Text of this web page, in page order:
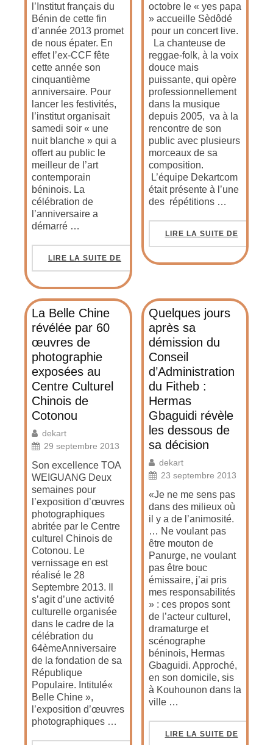
l’Institut français du
Bénin de cette fin
d’année 2013 promet
de nous épater. En
effet l’ex-CCF fête
cette année son
cinquantième
anniversaire. Pour
lancer les festivités,
l’institut organisait
samedi soir « une
nuit blanche » qui a
offert au public le
meilleur de l’art
contemporain
béninois. La
célébration de
l’anniversaire a
démarré …
LIRE LA SUITE DE
octobre le « yes papa
» accueille Sèdôdé
pour un concert live.
La chanteuse de
reggae-folk, à la voix
douce mais
puissante, qui opère
professionnellement
dans la musique
depuis 2005, va à la
rencontre de son
public avec plusieurs
morceaux de sa
composition.
L’équipe Dekartcom
était présente à l’une
des répétitions …
LIRE LA SUITE DE
La Belle Chine
révélée par 60
œuvres de
photographie
exposées au
Centre Culturel
Chinois de
Cotonou
dekart
29 septembre 2013
Son excellence TOA
WEIGUANG Deux
semaines pour
l’exposition d’œuvres
photographiques
abritée par le Centre
culturel Chinois de
Cotonou. Le
vernissage en est
réalisé le 28
Septembre 2013. Il
s’agit d’une activité
culturelle organisée
dans le cadre de la
célébration du
64èmeAnniversaire
de la fondation de sa
République
Populaire. Intitulé«
Belle Chine »,
l’exposition d’œuvres
photographiques …
Quelques jours
après sa
démission du
Conseil
d’Administration
du Fitheb :
Hermas
Gbaguidi révèle
les dessous de
sa décision
dekart
23 septembre 2013
«Je ne me sens pas
dans des milieux où
il y a de l’animosité.
… Ne voulant pas
être mouton de
Panurge, ne voulant
pas être bouc
émissaire, j’ai pris
mes responsabilités
» : ces propos sont
de l’acteur culturel,
dramaturge et
scénographe
béninois, Hermas
Gbaguidi. Approché,
en son domicile, sis
à Kouhounon dans la
ville …
LIRE LA SUITE DE